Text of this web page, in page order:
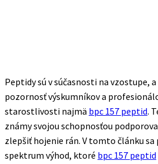
Peptidy sú v súčasnosti na vzostupe,
pozornosť výskumníkov a
starostlivosti najmä bpc 157 peptid.
známy svojou schopnosťou
zlepšiť hojenie rán. V tomto článku sa
spektrum výhod, ktoré bpc 157 peptid